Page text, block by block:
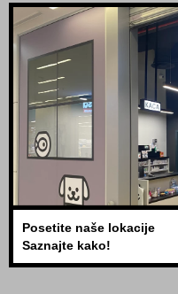
Posetite naše lokacije
Saznajte kako!